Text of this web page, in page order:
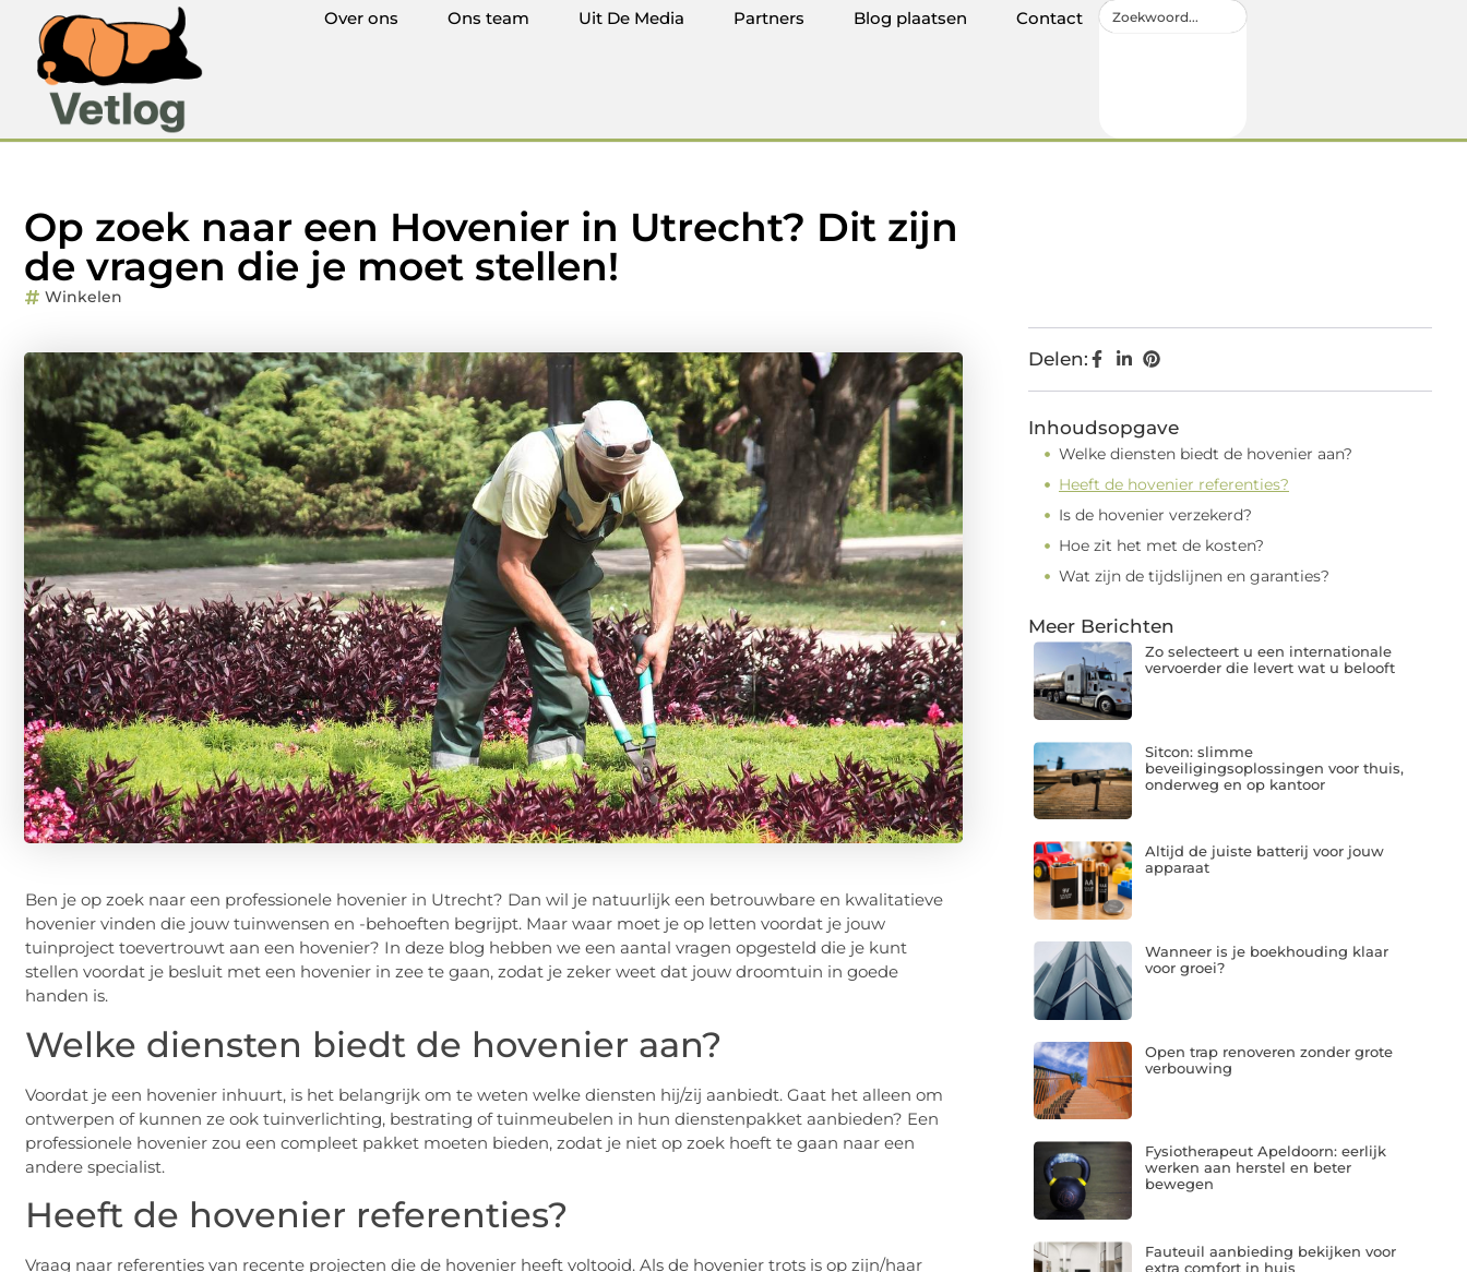
Over ons Ons team Uit De Media Partners Blog plaatsen Contact
Op zoek naar een Hovenier in Utrecht? Dit zijn
de vragen die je moet stellen!
Winkelen
Ben je op zoek naar een professionele hovenier in Utrecht? Dan wil je natuurlijk een betrouwbare en kwalitatieve
hovenier vinden die jouw tuinwensen en -behoeften begrijpt. Maar waar moet je op letten voordat je jouw
tuinproject toevertrouwt aan een hovenier? In deze blog hebben we een aantal vragen opgesteld die je kunt
stellen voordat je besluit met een hovenier in zee te gaan, zodat je zeker weet dat jouw droomtuin in goede
handen is.
Welke diensten biedt de hovenier aan?
Voordat je een hovenier inhuurt, is het belangrijk om te weten welke diensten hij/zij aanbiedt. Gaat het alleen om
ontwerpen of kunnen ze ook tuinverlichting, bestrating of tuinmeubelen in hun dienstenpakket aanbieden? Een
professionele hovenier zou een compleet pakket moeten bieden, zodat je niet op zoek hoeft te gaan naar een
andere specialist.
Heeft de hovenier referenties?
Vraag naar referenties van recente projecten die de hovenier heeft voltooid. Als de hovenier trots is op zijn/haar
Delen:
Inhoudsopgave
Welke diensten biedt de hovenier aan?
Heeft de hovenier referenties?
Is de hovenier verzekerd?
Hoe zit het met de kosten?
Wat zijn de tijdslijnen en garanties?
Meer Berichten
Zo selecteert u een internationale
vervoerder die levert wat u belooft
Sitcon: slimme
beveiligingsoplossingen voor thuis,
onderweg en op kantoor
Altijd de juiste batterij voor jouw
apparaat
Wanneer is je boekhouding klaar
voor groei?
Open trap renoveren zonder grote
verbouwing
Fysiotherapeut Apeldoorn: eerlijk
werken aan herstel en beter
bewegen
Fauteuil aanbieding bekijken voor
extra comfort in huis